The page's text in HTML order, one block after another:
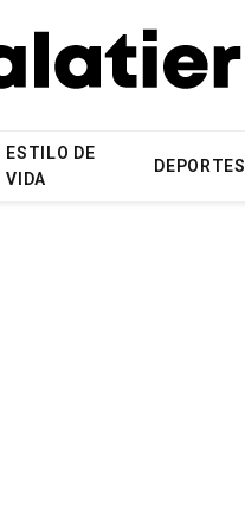
ESTILO DE
VIDA
DEPORTES